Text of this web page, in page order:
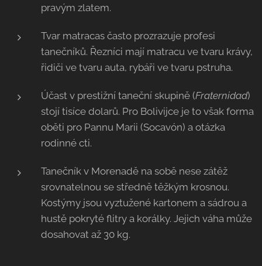
pravým zlatem.
Tvar matracas často prozrazuje profesi
tanečníků. Řezníci mají matracu ve tvaru krávy,
řidiči ve tvaru auta, rybáři ve tvaru pstruha.
Účast v prestižní taneční skupině (Fraternidad)
stojí tisíce dolarů. Pro Bolivijce je to však forma
oběti pro Pannu Marii (Socavón) a otázka
rodinné cti.
Tanečník v Morenadě na sobě nese zátěž
srovnatelnou se středně těžkým krosnou.
Kostýmy jsou vyztužené kartonem a sádrou a
hustě pokryté flitry a korálky. Jejich váha může
dosahovat až 30 kg.